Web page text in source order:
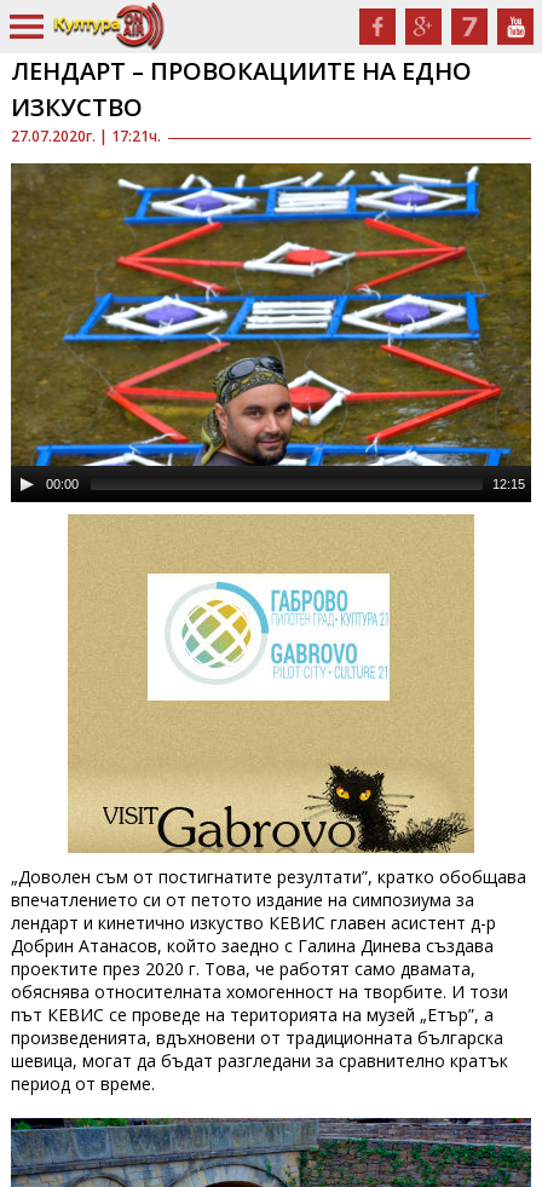
27.07.2020г. | 17:21ч.
ЛЕНДАРТ – ПРОВОКАЦИИТЕ НА ЕДНО
ИЗКУСТВО
00:00 12:15
„Доволен съм от постигнатите резултати”, кратко обобщава
впечатлението си от петото издание на симпозиума за
лендарт и кинетично изкуство КЕВИС главен асистент д-р
Добрин Атанасов, който заедно с Галина Динева създава
проектите през 2020 г. Това, че работят само двамата,
обяснява относителната хомогенност на творбите. И този
път КЕВИС се проведе на територията на музей „Етър”, а
произведенията, вдъхновени от традиционната българска
шевица, могат да бъдат разгледани за сравнително кратък
период от време.